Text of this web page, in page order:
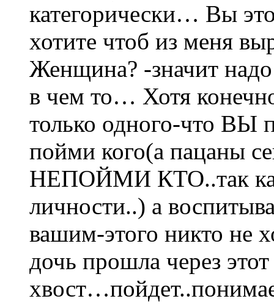
категорически… Вы
хотите чтоб из меня
Женщина? -значит
в чем то… Хотя
только одного-что ВЫ
пойми кого(а пацаны
НЕПОЙМИ КТО..так как
личности..) а
вашим-этого никто не
дочь прошла через